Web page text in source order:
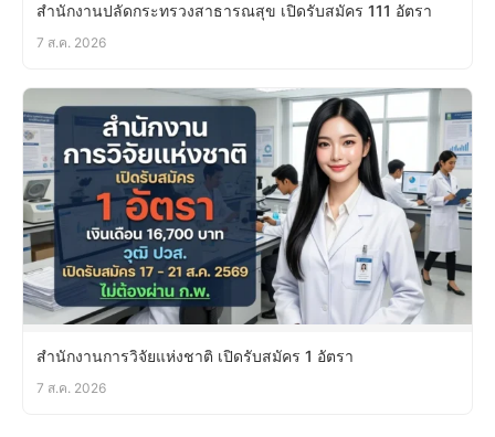
สำนักงานปลัดกระทรวงสาธารณสุข เปิดรับสมัคร 111 อัตรา
7 ส.ค. 2026
สำนักงานการวิจัยแห่งชาติ เปิดรับสมัคร 1 อัตรา
7 ส.ค. 2026